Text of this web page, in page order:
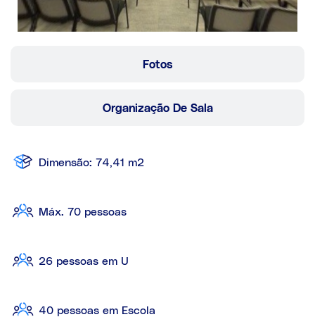
Fotos
Organização De Sala
Dimensão: 74,41 m2
Máx. 70 pessoas
26 pessoas em U
40 pessoas em Escola